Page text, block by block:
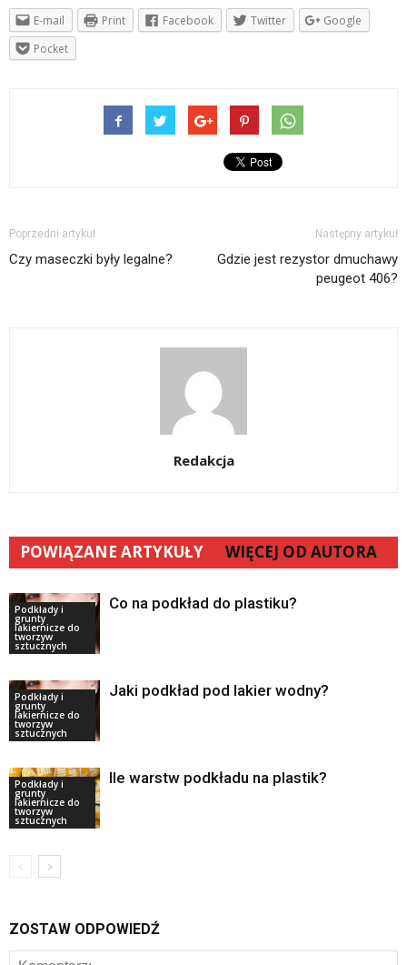
E-mail Print Facebook Twitter
Google
Pocket
Poprzedni artykuł
Czy maseczki były legalne?
Następny artykuł
Gdzie jest rezystor dmuchawy
peugeot 406?
Redakcja
POWIĄZANE ARTYKUŁY WIĘCEJ OD AUTORA
Podkłady i
grunty
lakiernicze do
tworzyw
sztucznych
Co na podkład do plastiku?
Podkłady i
grunty
lakiernicze do
tworzyw
sztucznych
Jaki podkład pod lakier wodny?
Podkłady i
grunty
lakiernicze do
tworzyw
sztucznych
Ile warstw podkładu na plastik?
ZOSTAW ODPOWIEDŹ